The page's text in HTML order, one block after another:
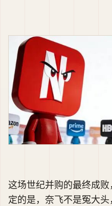
这场世纪并购的最终成
定的是，奈飞不是冤大头